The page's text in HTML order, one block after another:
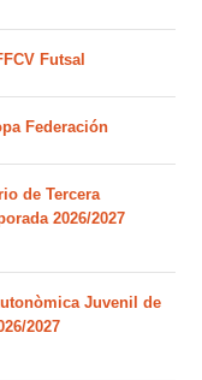
Futsal
Federación
de Tercera
2026/2027
Juvenil de
2027